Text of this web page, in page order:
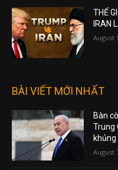
THẾ
IRAN
August
BÀI VIẾT MỚI NHẤT
Bàn
Trung
August